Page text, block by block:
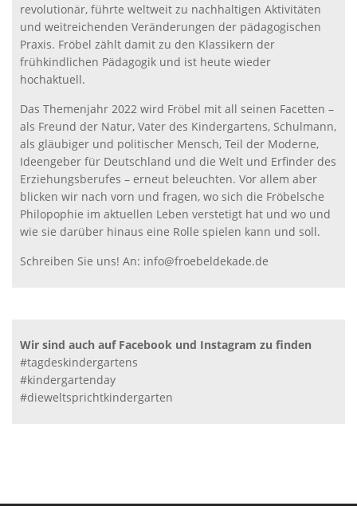
revolutionär, führte weltweit zu nachhaltigen Aktivitäten
und weitreichenden Veränderungen der pädagogischen
Praxis. Fröbel zählt damit zu den Klassikern der
frühkindlichen Pädagogik und ist heute wieder
hochaktuell.
Das Themenjahr 2022 wird Fröbel mit all seinen Facetten –
als Freund der Natur, Vater des Kindergartens, Schulmann,
als gläubiger und politischer Mensch, Teil der Moderne,
Ideengeber für Deutschland und die Welt und Erfinder des
Erziehungsberufes – erneut beleuchten. Vor allem aber
blicken wir nach vorn und fragen, wo sich die Fröbelsche
Philopophie im aktuellen Leben verstetigt hat und wo und
wie sie darüber hinaus eine Rolle spielen kann und soll.
Schreiben Sie uns! An: info@froebeldekade.de
Wir sind auch auf Facebook und Instagram zu finden
#tagdeskindergartens
#kindergartenday
#dieweltsprichtkindergarten